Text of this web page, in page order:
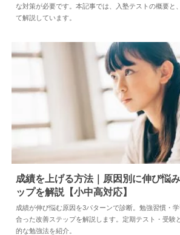
な対策が必要です。本記事では、入塾テストの概要と
て解説しています。
勉強法
成績を上げる方法｜原因別に伸び悩
ップを解説【小中高対応】
成績が伸び悩む原因を3パターンで診断。勉強習慣・
合った改善ステップを解説します。定期テスト・受験
的な勉強法を紹介。